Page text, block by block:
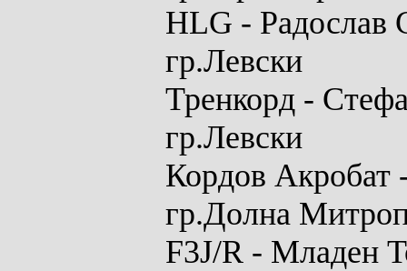
HLG - Радослав
гр.Левски
Тренкорд -
гр.Левски
Кордов Акробат
гр.Долна
F3J/R - Младен